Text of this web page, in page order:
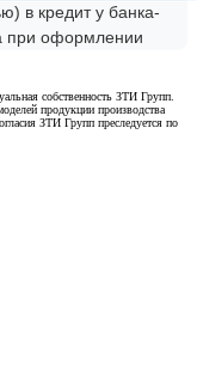
в кредит у банка-
при оформлении
собственность ЗТИ Групп.
продукции производства
ЗТИ Групп преследуется по